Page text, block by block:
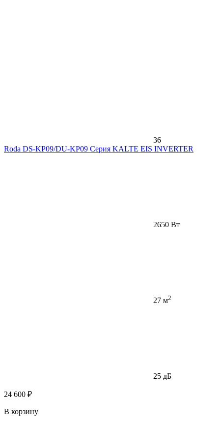
36
Roda DS-KP09/DU-KP09 Серия KALTE EIS INVERTER
2650 Вт
27 м2
25 дБ
24 600 ₽
В корзину